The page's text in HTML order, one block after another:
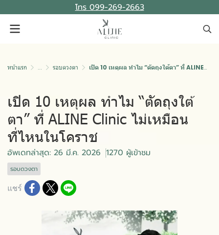
โทร 099-269-2663
หน้าแรก ... รอบดวงตา เปิด 10 เหตุผล ทำไม “ตัดถุงใต้ตา” ที่ ALINE Clinic ไม่เหมือนที่ไหนในโคราช
เปิด 10 เหตุผล ทำไม “ตัดถุงใต้
ตา” ที่ ALINE Clinic ไม่เหมือน
ที่ไหนในโคราช
อัพเดทล่าสุด: 26 มี.ค. 2026 1270 ผู้เข้าชม
รอบดวงตา
แชร์